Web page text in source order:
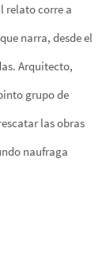
relato corre a
narra, desde el
Arquitecto,
grupo de
las obras
naufraga